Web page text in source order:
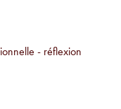
- réflexion